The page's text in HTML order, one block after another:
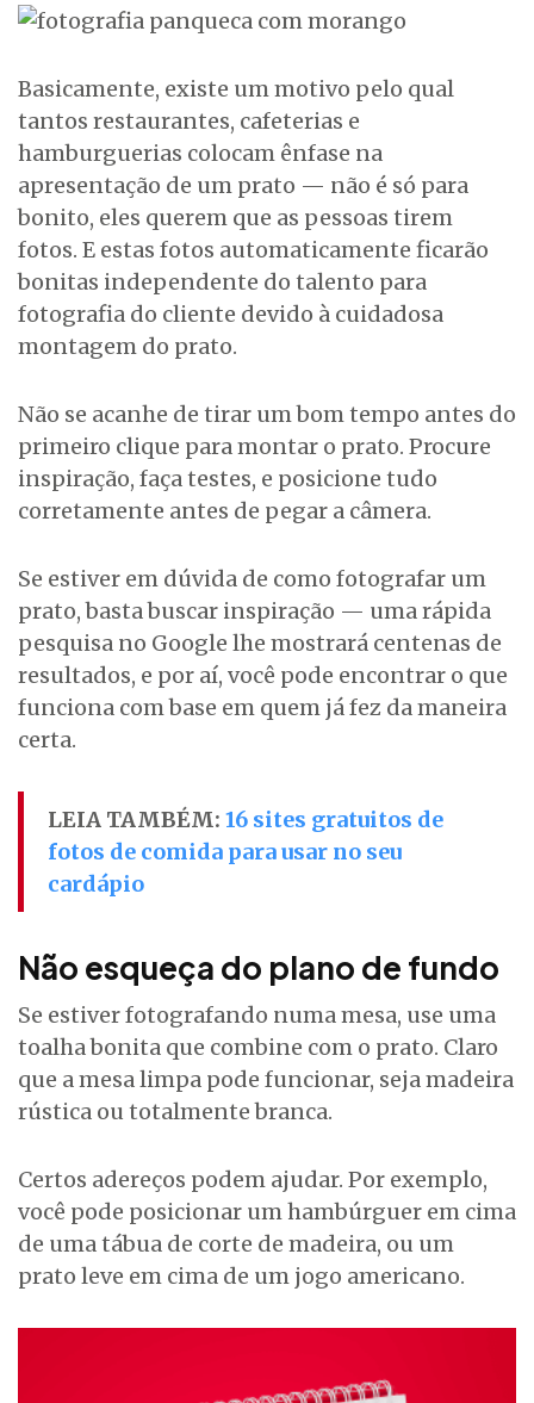
Basicamente, existe um motivo pelo qual
tantos restaurantes, cafeterias e
hamburguerias colocam ênfase na
apresentação de um prato — não é só para
bonito, eles querem que as pessoas tirem
fotos. E estas fotos automaticamente ficarão
bonitas independente do talento para
fotografia do cliente devido à cuidadosa
montagem do prato.
Não se acanhe de tirar um bom tempo antes do
primeiro clique para montar o prato. Procure
inspiração, faça testes, e posicione tudo
corretamente antes de pegar a câmera.
Se estiver em dúvida de como fotografar um
prato, basta buscar inspiração — uma rápida
pesquisa no Google lhe mostrará centenas de
resultados, e por aí, você pode encontrar o que
funciona com base em quem já fez da maneira
certa.
LEIA TAMBÉM: 16 sites gratuitos de
fotos de comida para usar no seu
cardápio
Não esqueça do plano de fundo
Se estiver fotografando numa mesa, use uma
toalha bonita que combine com o prato. Claro
que a mesa limpa pode funcionar, seja madeira
rústica ou totalmente branca.
Certos adereços podem ajudar. Por exemplo,
você pode posicionar um hambúrguer em cima
de uma tábua de corte de madeira, ou um
prato leve em cima de um jogo americano.